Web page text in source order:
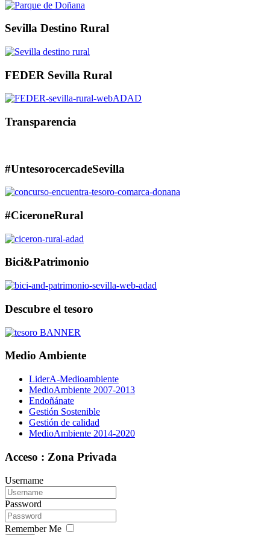
Sevilla Destino Rural
FEDER Sevilla Rural
Transparencia
#UntesorocercadeSevilla
#CiceroneRural
Bici&Patrimonio
Descubre el tesoro
Medio Ambiente
LiderA-Medioambiente
MedioAmbiente 2007-2013
Endoñánate
Gestión Sostenible
Gestión de calidad
MedioAmbiente 2014-2020
Acceso : Zona Privada
Username
Password
Remember Me